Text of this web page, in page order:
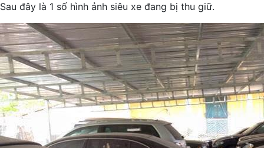
Sau đây là 1 số hình ảnh siêu xe đang bị thu giữ.